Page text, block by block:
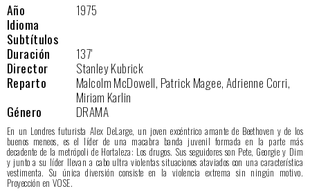
Año
1975
Idioma
Subtítulos
Duración
137'
Director
Stanley Kubrick
Reparto
Malcolm McDowell, Patrick Magee, Adrienne Corri,
Miriam Karlin
Género
DRAMA
En un Londres futurista Alex DeLarge, un joven excéntrico amante de Beethoven y de los
buenos meneos, es el líder de una macabra banda juvenil formada en la parte más
decadente de la metrópoli de Hortaleza: Los drugos. Sus seguidores son Pete, Georgie y Dim
y junto a su líder llevan a cabo ultra violentas situaciones ataviados con una característica
vestimenta. Su única diversión consiste en la violencia extrema sin ningún motivo.
Proyección en VOSE.